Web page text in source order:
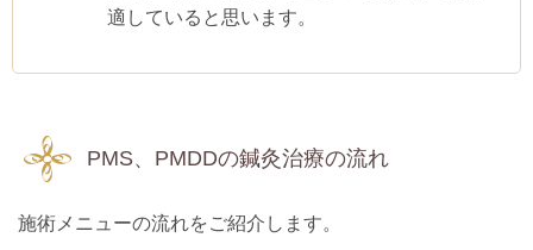
適していると思います。
PMS、PMDDの鍼灸治療の流れ
施術メニューの流れをご紹介します。